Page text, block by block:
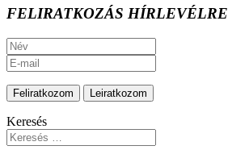
FELIRATKOZÁS HÍRLEVÉLRE
Keresés